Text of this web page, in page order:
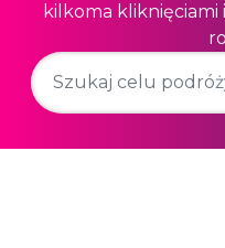
kilkoma kliknięciami